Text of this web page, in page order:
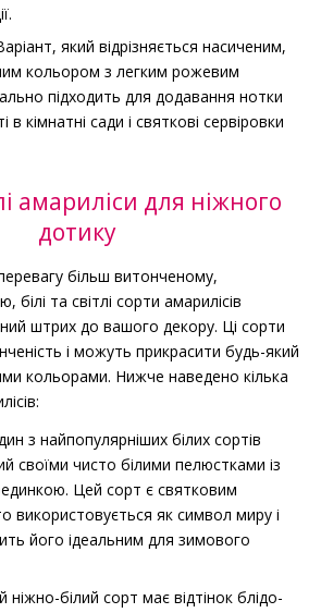
який відрізняється насиченим,
кольором з легким рожевим
підходить для додавання нотки
в кімнатні сади і святкові сервіровки
амариліси для ніжного
дотику
більш витонченому,
білі та світлі сорти амарилісів
штрих до вашого декору. Ці сорти
і можуть прикрасити будь-який
кольорами. Нижче наведено кілька
з найпопулярніших білих сортів
своїми чисто білими пелюстками із
Цей сорт є святковим
використовується як символ миру і
його ідеальним для зимового
ніжно-білий сорт має відтінок блідо-